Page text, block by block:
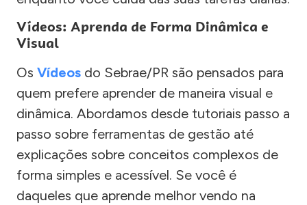
Vídeos: Aprenda de Forma Dinâmica e
Visual
Os Vídeos do Sebrae/PR são pensados para
quem prefere aprender de maneira visual e
dinâmica. Abordamos desde tutoriais passo a
passo sobre ferramentas de gestão até
explicações sobre conceitos complexos de
forma simples e acessível. Se você é
daqueles que aprende melhor vendo na